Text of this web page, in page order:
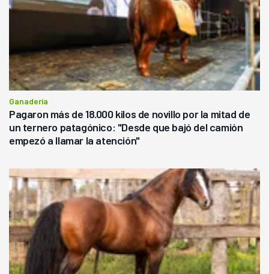
Ganadería
Pagaron más de 18.000 kilos de novillo por la mitad de
un ternero patagónico: "Desde que bajó del camión
empezó a llamar la atención"